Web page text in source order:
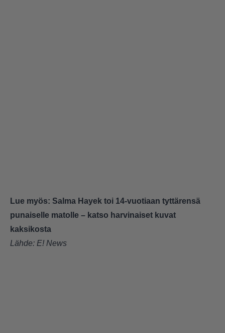
Lue myös: Salma Hayek toi 14-vuotiaan tyttärensä
punaiselle matolle – katso harvinaiset kuvat
kaksikosta
Lähde: E! News